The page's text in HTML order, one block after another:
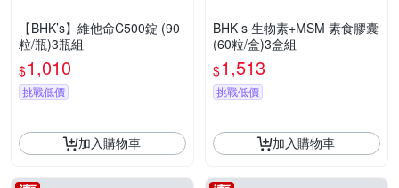
【BHK’s】維他命C500錠 (90
粒/瓶)3瓶組
$1,010
挑戰低價
加入購物車
BHK s 生物素+MSM 素食膠囊
(60粒/盒)3盒組
$1,513
挑戰低價
加入購物車